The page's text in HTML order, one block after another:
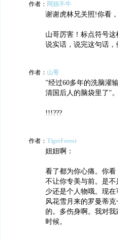
作者： 阿妞不牛
谢谢虎林兄关照!你看
山哥厉害！标点符号这
说实话，说完这句话，
作者： 山哥
"经过60多年的洗脑灌
清国后人的脑袋里了"。
!!!???
作者： TigerForest
妞妞啊：
看了都为你心痛。你
不让你专美与前。是
少还是个人物哦。现
风花雪月来的罗曼蒂
的。多伤身啊。我对
时候。